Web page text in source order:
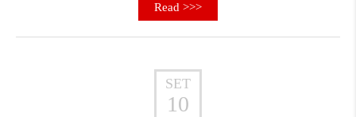
Read >>>
SET
10